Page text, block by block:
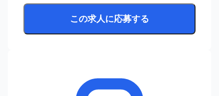
この求人に応募する